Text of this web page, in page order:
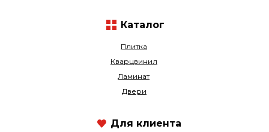
Плитка
Кварцвинил
Ламинат
Двери
Каталог
Для клиента